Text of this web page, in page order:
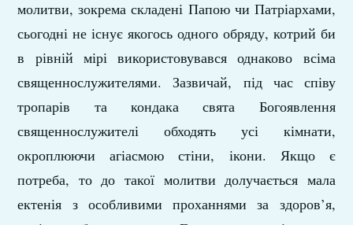
молитви, зокрема складені Папою чи Патріархами,
сьогодні не існує якогось одного обряду, котрий би
в рівній мірі використовувався однаково всіма
священнослужителями. Зазвичай, під час співу
тропарів та кондака свята Богоявлення
священнослужителі обходять усі кімнати,
окроплюючи агіасмою стіни, ікони. Якщо є
потреба, то до такої молитви долучається мала
ектенія з особливими проханнями за здоров’я,